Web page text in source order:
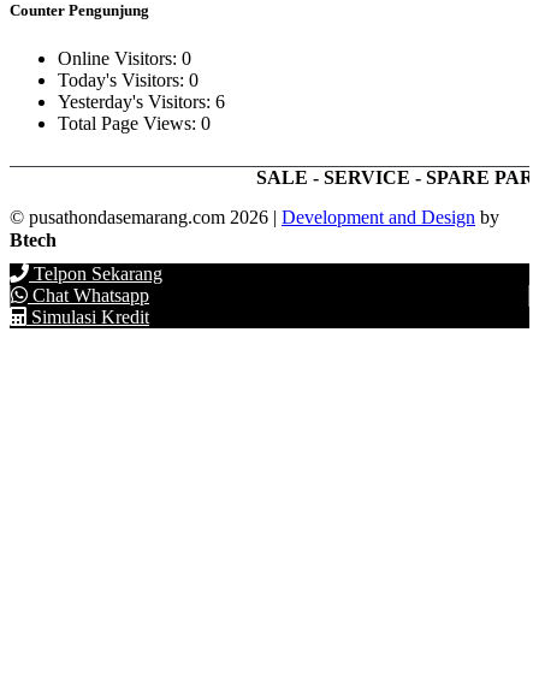
Counter Pengunjung
Online Visitors: 0
Today's Visitors: 0
Yesterday's Visitors: 6
Total Page Views: 0
SALE - SERVICE - SPARE PART -
© pusathondasemarang.com 2026 | Development and Design by
Btech
Telpon Sekarang
Chat Whatsapp
Simulasi Kredit